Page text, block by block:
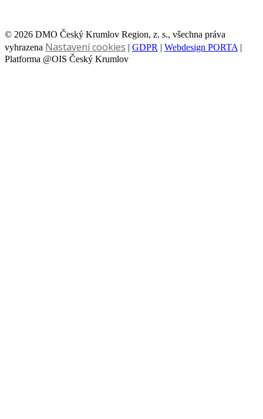
© 2026 DMO Český Krumlov Region, z. s., všechna práva
vyhrazena Nastavení cookies | GDPR | Webdesign PORTA |
Platforma @OIS Český Krumlov